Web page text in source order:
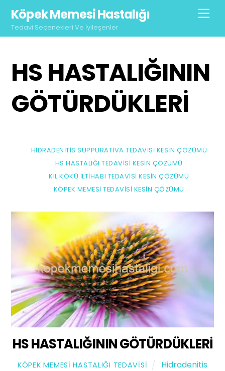
content
Köpek Memesi Hastalığı
Tedavi Seçenekleri Ve İyileşenler
HS HASTALIĞININ
GÖTÜRDÜKLERİ
HIDRADENITIS SUPPURATIVA TEDAVISI KESIN ÇÖZÜMÜ
HS HASTALIĞI TEDAVISI KESIN ÇÖZÜMÜ
KIL KÖKÜ İLTIHABI TEDAVISI KESIN ÇÖZÜMÜ
KÖPEK MEMESI TEDAVISI KESIN ÇÖZÜMÜ
HS HASTALIĞININ GÖTÜRDÜKLERİ
KÖPEK MEMESI HASTALIĞI TEDAVISI
Hidradenitis